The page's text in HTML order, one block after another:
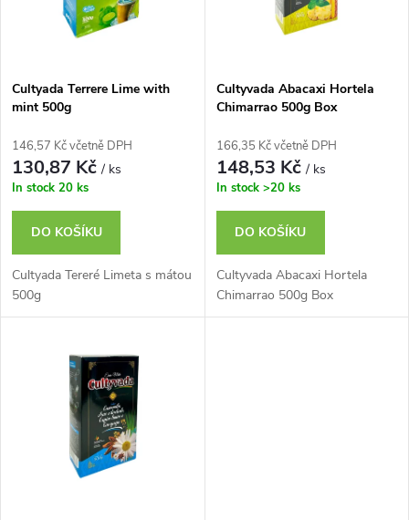
p
r
o
d
u
k
s
p
r
o
d
u
Cultyada Terrere Lime with
mint 500g
146,57 Kč včetně DPH
130,87 Kč/ ks
In stock 20 ks
DO KOŠÍKU
Cultyada Tereré Limeta s mátou
500g
Cultyvada Abacaxi Hortela
Chimarrao 500g Box
166,35 Kč včetně DPH
148,53 Kč/ ks
In stock >20 ks
DO KOŠÍKU
Cultyvada Abacaxi Hortela
Chimarrao 500g Box